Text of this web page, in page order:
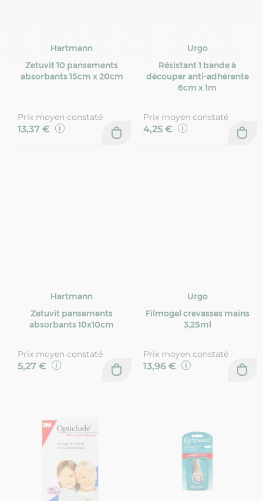
Hartmann
Zetuvit 10 pansements
absorbants 15cm x 20cm
Prix moyen constaté
13,37 €
Urgo
Résistant 1 bande à
découper anti-adhérente
6cm x 1m
Prix moyen constaté
4,25 €
Hartmann
Zetuvit pansements
absorbants 10x10cm
Prix moyen constaté
5,27 €
Urgo
Filmogel crevasses mains
3,25ml
Prix moyen constaté
13,96 €